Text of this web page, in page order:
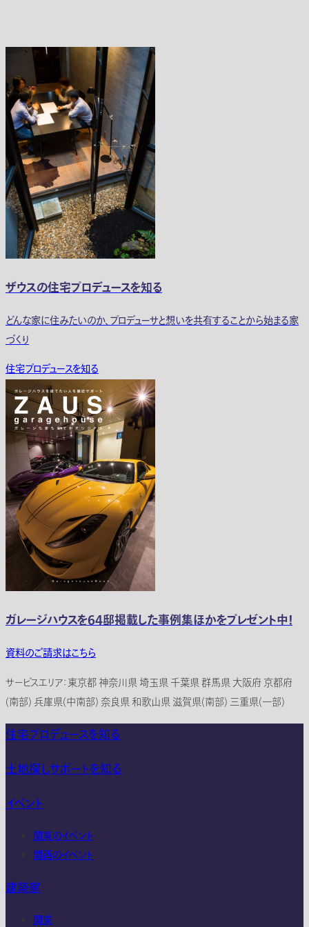
ザウスの住宅プロデュースを知る
どんな家に住みたいのか、プロデューサと想いを共有することから始まる家
づくり
住宅プロデュースを知る
ガレージハウスを64邸掲載した事例集ほかをプレゼント中！
資料のご請求はこちら
サービスエリア：東京都 神奈川県 埼玉県 千葉県 群馬県 大阪府 京都府
(南部) 兵庫県(中南部) 奈良県 和歌山県 滋賀県(南部) 三重県(一部)
住宅プロデュースを知る
土地探しサポートを知る
イベント
関東のイベント
関西のイベント
建築家
関東